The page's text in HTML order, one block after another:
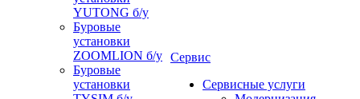
YUTONG б/у
Буровые
установки
ZOOMLION б/у
Буровые
установки
Сервис
Сервисные услуги